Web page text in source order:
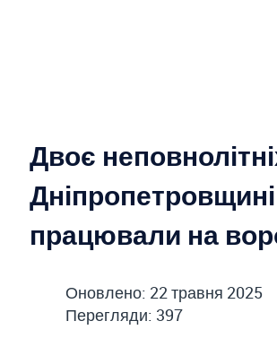
Двоє
Дніпропетровщині
працювали на
Оновлено: 22 травня 2025
Перегляди: 397